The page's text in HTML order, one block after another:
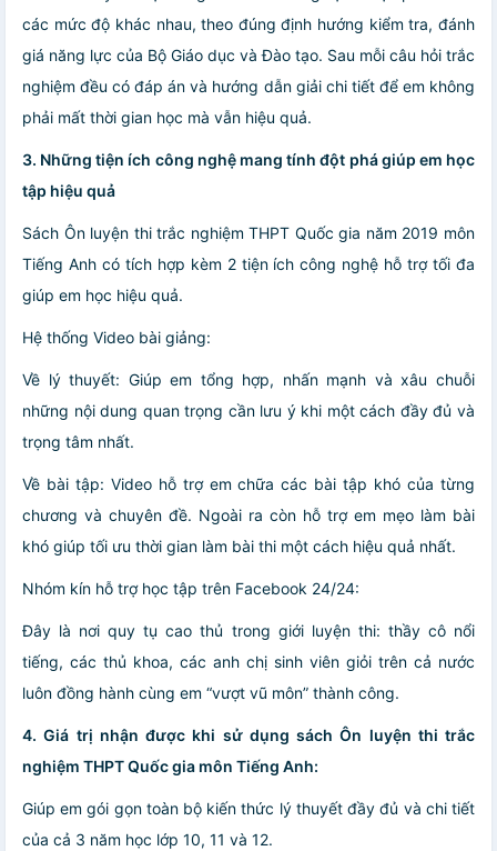
các mức độ khác nhau, theo đúng định hướng kiểm tra, đánh
giá năng lực của Bộ Giáo dục và Đào tạo. Sau mỗi câu hỏi trắc
nghiệm đều có đáp án và hướng dẫn giải chi tiết để em không
phải mất thời gian học mà vẫn hiệu quả.
3. Những tiện ích công nghệ mang tính đột phá giúp em học
tập hiệu quả
Sách Ôn luyện thi trắc nghiệm THPT Quốc gia năm 2019 môn
Tiếng Anh có tích hợp kèm 2 tiện ích công nghệ hỗ trợ tối đa
giúp em học hiệu quả.
Hệ thống Video bài giảng:
Về lý thuyết: Giúp em tổng hợp, nhấn mạnh và xâu chuỗi
những nội dung quan trọng cần lưu ý khi một cách đầy đủ và
trọng tâm nhất.
Về bài tập: Video hỗ trợ em chữa các bài tập khó của từng
chương và chuyên đề. Ngoài ra còn hỗ trợ em mẹo làm bài
khó giúp tối ưu thời gian làm bài thi một cách hiệu quả nhất.
Nhóm kín hỗ trợ học tập trên Facebook 24/24:
Đây là nơi quy tụ cao thủ trong giới luyện thi: thầy cô nổi
tiếng, các thủ khoa, các anh chị sinh viên giỏi trên cả nước
luôn đồng hành cùng em “vượt vũ môn” thành công.
4. Giá trị nhận được khi sử dụng sách Ôn luyện thi trắc
nghiệm THPT Quốc gia môn Tiếng Anh:
Giúp em gói gọn toàn bộ kiến thức lý thuyết đầy đủ và chi tiết
của cả 3 năm học lớp 10, 11 và 12.